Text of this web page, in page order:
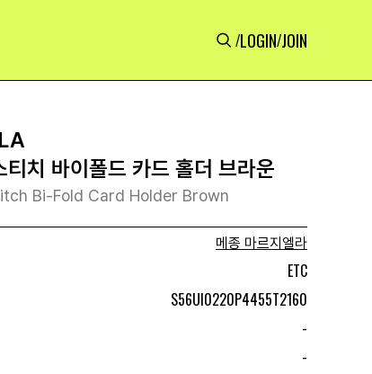
/LOGIN/JOIN
치 바이폴드 카드 홀더 브라운
Bi-Fold Card Holder Brown
메종 마르지엘라
ETC
S56UI0220P4455T2160
-
-